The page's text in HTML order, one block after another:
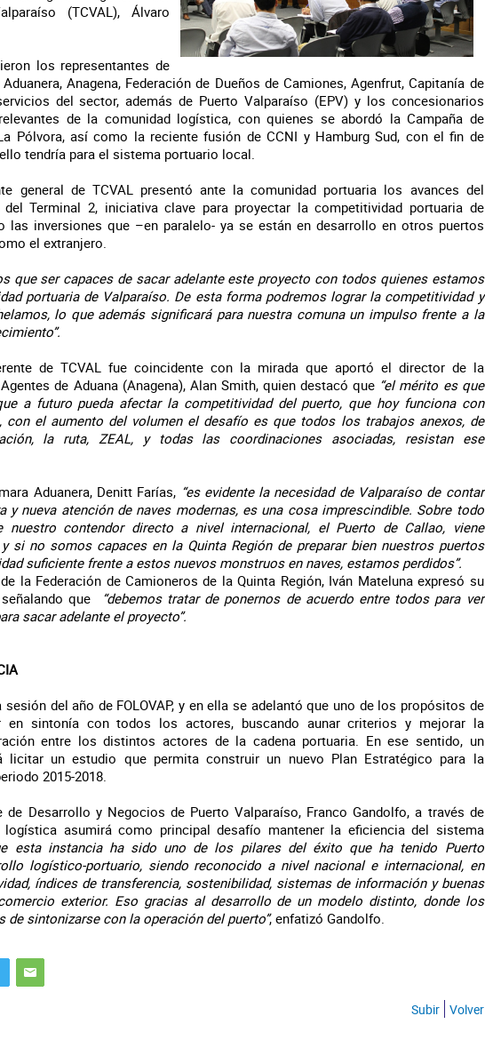
(TCVAL), Álvaro
los representantes de
Anagena, Federación de Dueños de Camiones, Agenfrut, Capitanía de
del sector, además de Puerto Valparaíso (EPV) y los concesionarios
de la comunidad logística, con quienes se abordó la Campaña de
Pólvora, así como la reciente fusión de CCNI y Hamburg Sud, con el fin de
tendría para el sistema portuario local.
general de TCVAL presentó ante la comunidad portuaria los avances del
Terminal 2, iniciativa clave para proyectar la competitividad portuaria de
las inversiones que –en paralelo- ya se están en desarrollo en otros puertos
el extranjero.
que ser capaces de sacar adelante este proyecto con todos quienes estamos
portuaria de Valparaíso. De esta forma podremos lograr la competitividad y
lo que además significará para nuestra comuna un impulso frente a la
de TCVAL fue coincidente con la mirada que aportó el director de la
de Aduana (Anagena), Alan Smith, quien destacó que “el mérito es que
a futuro pueda afectar la competitividad del puerto, que hoy funciona con
con el aumento del volumen el desafío es que todos los trabajos anexos, de
la ruta, ZEAL, y todas las coordinaciones asociadas, resistan ese
Aduanera, Denitt Farías, “es evidente la necesidad de Valparaíso de contar
y nueva atención de naves modernas, es una cosa imprescindible. Sobre todo
nuestro contendor directo a nivel internacional, el Puerto de Callao, viene
si no somos capaces en la Quinta Región de preparar bien nuestros puertos
suficiente frente a estos nuevos monstruos en naves, estamos perdidos”.
la Federación de Camioneros de la Quinta Región, Iván Mateluna expresó su
que
“debemos tratar de ponernos de acuerdo entre todos para ver
sacar adelante el proyecto”.
sesión del año de FOLOVAP, y en ella se adelantó que uno de los propósitos de
en sintonía con todos los actores, buscando aunar criterios y mejorar la
entre los distintos actores de la cadena portuaria. En ese sentido, un
licitar un estudio que permita construir un nuevo Plan Estratégico para la
2015-2018.
de Desarrollo y Negocios de Puerto Valparaíso, Franco Gandolfo, a través de
logística asumirá como principal desafío mantener la eficiencia del sistema
esta instancia ha sido uno de los pilares del éxito que ha tenido Puerto
logístico-portuario, siendo reconocido a nivel nacional e internacional, en
índices de transferencia, sostenibilidad, sistemas de información y buenas
exterior. Eso gracias al desarrollo de un modelo distinto, donde los
de sintonizarse con la operación del puerto”, enfatizó Gandolfo.
Subir Volver